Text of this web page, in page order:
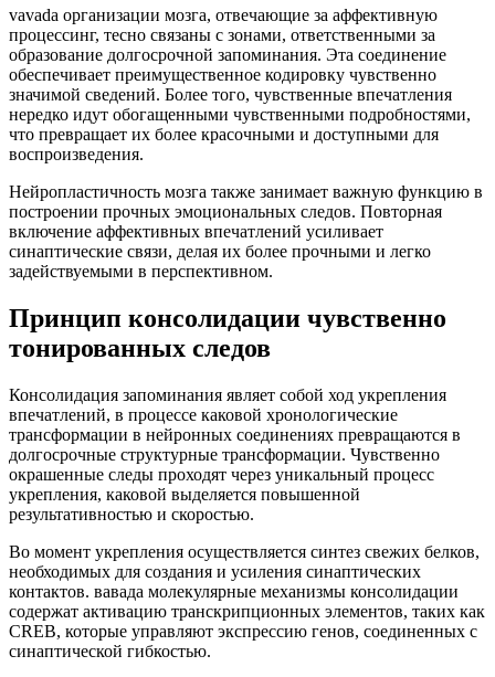
vavada организации мозга, отвечающие за аффективную
процессинг, тесно связаны с зонами, ответственными за
образование долгосрочной запоминания. Эта соединение
обеспечивает преимущественное кодировку чувственно
значимой сведений. Более того, чувственные впечатления
нередко идут обогащенными чувственными подробностями,
что превращает их более красочными и доступными для
воспроизведения.
Нейропластичность мозга также занимает важную функцию в
построении прочных эмоциональных следов. Повторная
включение аффективных впечатлений усиливает
синаптические связи, делая их более прочными и легко
задействуемыми в перспективном.
Принцип консолидации чувственно
тонированных следов
Консолидация запоминания являет собой ход укрепления
впечатлений, в процессе каковой хронологические
трансформации в нейронных соединениях превращаются в
долгосрочные структурные трансформации. Чувственно
окрашенные следы проходят через уникальный процесс
укрепления, каковой выделяется повышенной
результативностью и скоростью.
Во момент укрепления осуществляется синтез свежих белков,
необходимых для создания и усиления синаптических
контактов. вавада молекулярные механизмы консолидации
содержат активацию транскрипционных элементов, таких как
CREB, которые управляют экспрессию генов, соединенных с
синаптической гибкостью.